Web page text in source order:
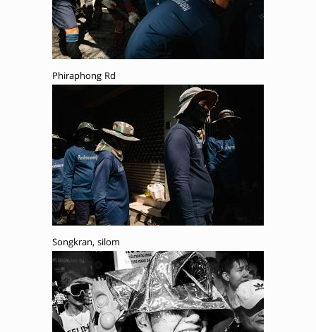
Phiraphong Rd
Songkran, silom